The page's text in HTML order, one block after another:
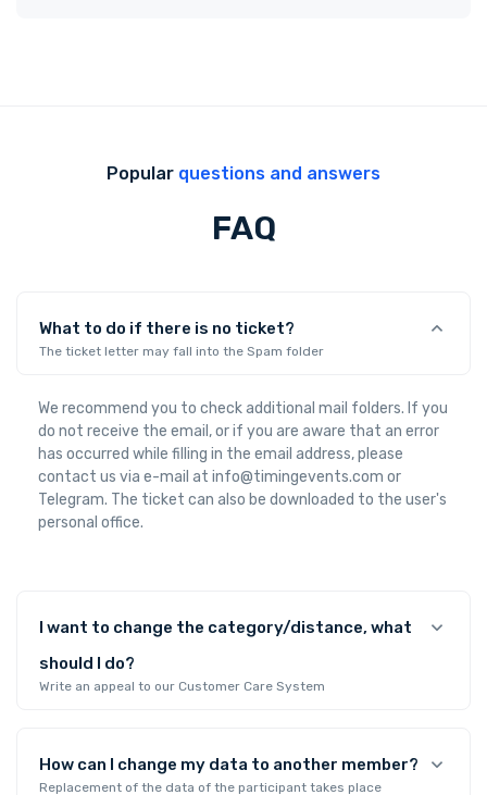
Popular questions and answers
FAQ
What to do if there is no ticket?
The ticket letter may fall into the Spam folder
We recommend you to check additional mail folders. If you
do not receive the email, or if you are aware that an error
has occurred while filling in the email address, please
contact us via e-mail at info@timingevents.com or
Telegram. The ticket can also be downloaded to the user's
personal office.
I want to change the category/distance, what
should I do?
Write an appeal to our Customer Care System
How can I change my data to another member?
Replacement of the data of the participant takes place